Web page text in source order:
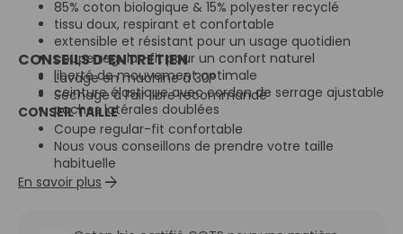
85% coton biologique & 15% polyester recyclé
tissu doux, respirant et confortable
extensible et résistant pour un usage quotidien
coupe regular-fit pour un confort naturel
liberté de mouvement optimale
ceinture élastique avec cordon de serrage ajustable
poches latérales doublées
CONSEILS D’ENTRETIEN
Lavage en machine à 30°
Séchage à l’air libre recommandé
CONSEIL TAILLE
Coupe regular-fit confortable
Nous vous conseillons de prendre votre taille
habituelle
En savoir plus arrow_forward